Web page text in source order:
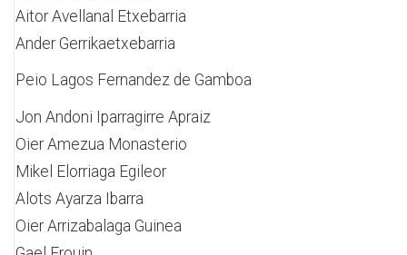
Aitor Avellanal Etxebarria
Ander Gerrikaetxebarria
Peio Lagos Fernandez de Gamboa
Jon Andoni Iparragirre Apraiz
Oier Amezua Monasterio
Mikel Elorriaga Egileor
Alots Ayarza Ibarra
Oier Arrizabalaga Guinea